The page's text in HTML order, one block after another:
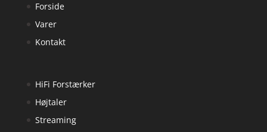
Forside
Varer
Kontakt
HiFi Forstærker
Højtaler
Streaming